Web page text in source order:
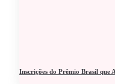
Inscrições do Prêmio Brasil que